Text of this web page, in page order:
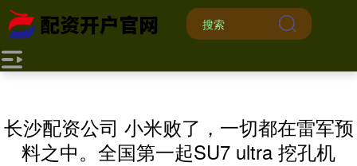
长沙配资公司 小米败了，一切都在雷军预
料之中。全国第一起SU7 ultra 挖孔机